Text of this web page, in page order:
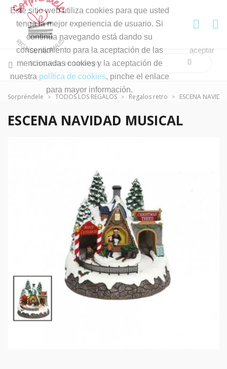
Este sitio web utiliza cookies para que usted
tenga la mejor experiencia de usuario. Si
continúa navegando está dando su
consentimiento para la aceptación de las
mencionadas cookies y la aceptación de
nuestra política de cookies, pinche el enlace
para mayor información.
aceptar
Sorpréndele TODOS LOS REGALOS Regalos retro ESCENA
ESCENA NAVIDAD MUSICAL